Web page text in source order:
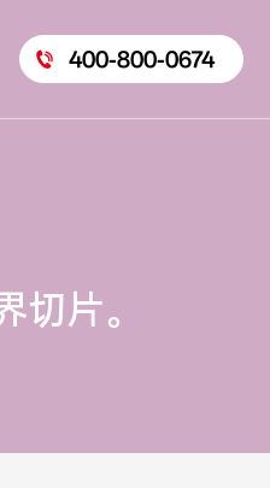
400-800-0674
片。